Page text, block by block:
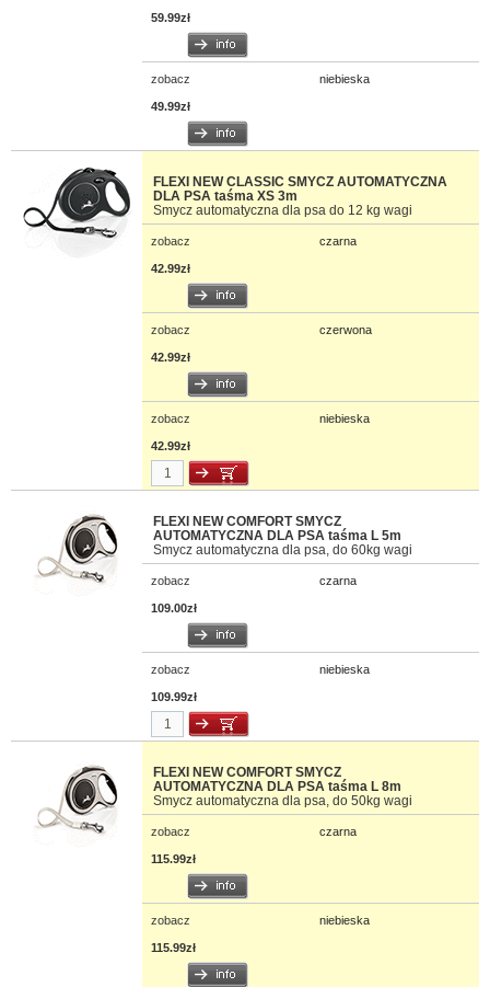
59.99zł
zobacz niebieska
49.99zł
FLEXI NEW CLASSIC SMYCZ AUTOMATYCZNA
DLA PSA taśma XS 3m
Smycz automatyczna dla psa do 12 kg wagi
zobacz czarna
42.99zł
zobacz czerwona
42.99zł
zobacz niebieska
42.99zł
FLEXI NEW COMFORT SMYCZ
AUTOMATYCZNA DLA PSA taśma L 5m
Smycz automatyczna dla psa, do 60kg wagi
zobacz czarna
109.00zł
zobacz niebieska
109.99zł
FLEXI NEW COMFORT SMYCZ
AUTOMATYCZNA DLA PSA taśma L 8m
Smycz automatyczna dla psa, do 50kg wagi
zobacz czarna
115.99zł
zobacz niebieska
115.99zł